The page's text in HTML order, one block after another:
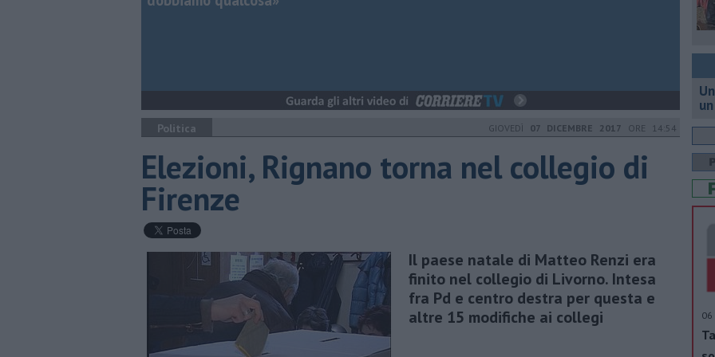
Politica GIOVEDÌ 07 DICEMBRE 2017 ORE 14:54
Elezioni, Rignano torna nel collegio di
Firenze
Il paese natale di Matteo Renzi era
finito nel collegio di Livorno. Intesa
fra Pd e centro destra per questa e
altre 15 modifiche ai collegi
06